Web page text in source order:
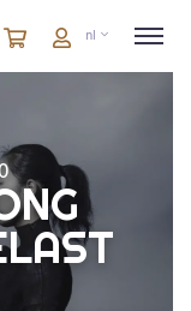
Winkelmandje
artikelen
in
Account
nl